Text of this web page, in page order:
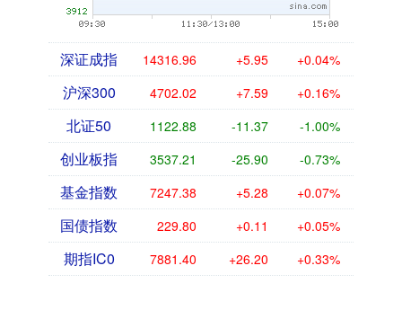
深证成指 14316.96 +5.95 +0.04%
沪深300 4702.02 +7.59 +0.16%
北证50 1122.88 -11.37 -1.00%
创业板指 3537.21 -25.90 -0.73%
基金指数 7247.38 +5.28 +0.07%
国债指数 229.80 +0.11 +0.05%
期指IC0 7881.40 +26.20 +0.33%